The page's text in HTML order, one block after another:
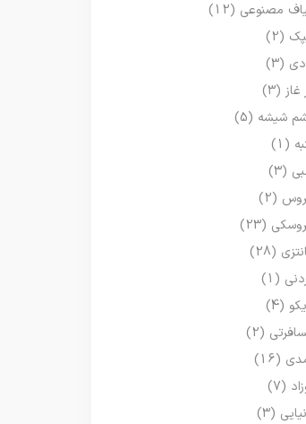
مصنوعی (12)
(2)
(3)
(3)
شیشه (5)
(1)
(3)
(2)
(23)
(28)
(1)
(4)
(2)
(16)
(7)
(3)